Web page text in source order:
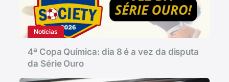
Notícias
4ª Copa Química: dia 8 é a vez da disputa
da Série Ouro